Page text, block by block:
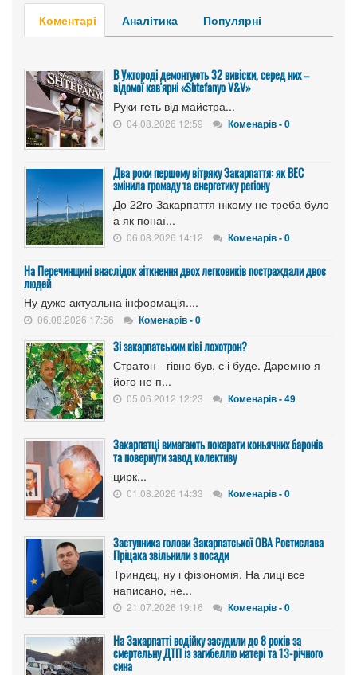
Коментарі Аналітика Популярні
В Ужгороді демонтують 32 вивіски, серед них –
відомої кав'ярні «Shtefanyo V&V»
Руки геть від майстра...
04.08.2026 12:59 Коменарів - 0
Два роки першому вітряку Закарпаття: як ВЕС
змінила громаду та енергетику регіону
До 22го Закарпаття нікому не треба було
а як понаї...
06.08.2026 14:12 Коменарів - 0
На Перечинщині внаслідок зіткнення двох легковиків постраждали двоє
людей
Ну дуже актуальна інформація....
06.08.2026 17:56 Коменарів - 0
Зі закарпатським ківі лохотрон?
Стратон - гівно був, є і буде. Даремно я
його не п...
05.06.2012 12:23 Коменарів - 49
Закарпатці вимагають покарати коньячних баронів
та повернути завод колективу
цирк...
01.08.2026 14:33 Коменарів - 0
Заступника голови Закарпатської ОВА Ростислава
Пріцака звільнили з посади
Триндєц, ну і фізіономія. На лиці все
написано, не...
21.07.2026 19:16 Коменарів - 0
На Закарпатті водійку засудили до 8 років за
смертельну ДТП із загибеллю матері та 13-річного
сина